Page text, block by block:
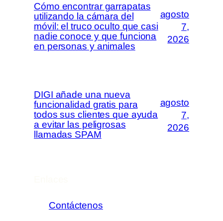
Cómo encontrar garrapatas
utilizando la cámara del
móvil: el truco oculto que casi
nadie conoce y que funciona
en personas y animales
agosto
7,
2026
DIGI añade una nueva
funcionalidad gratis para
todos sus clientes que ayuda
a evitar las peligrosas
llamadas SPAM
agosto
7,
2026
Contáctenos